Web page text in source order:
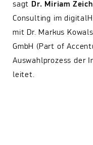
sagt Dr. Miriam
Consulting im
mit Dr. Markus
GmbH (Part of
Auswahlprozess der
leitet.